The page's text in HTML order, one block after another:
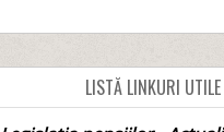
LISTĂ LINKURI UTILE